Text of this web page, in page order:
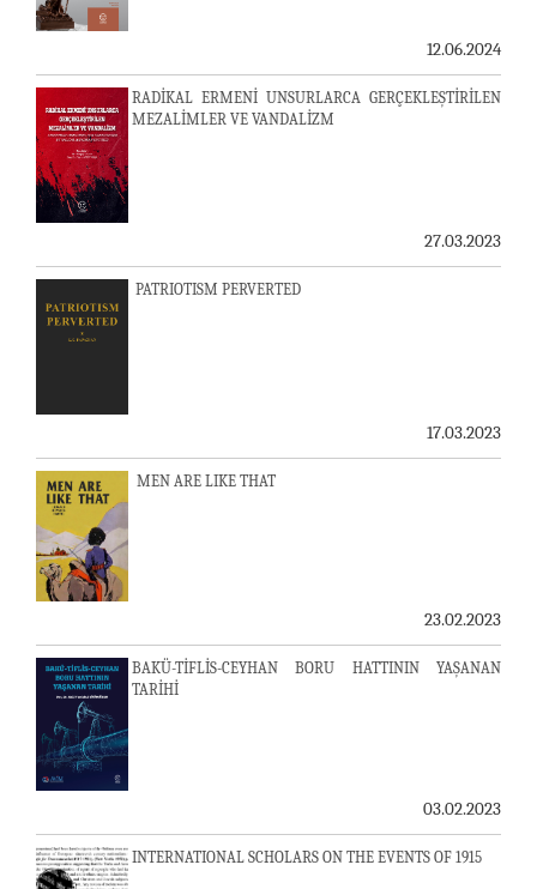
12.06.2024
RADİKAL ERMENİ UNSURLARCA GERÇEKLEŞTİRİLEN
MEZALİMLER VE VANDALİZM
27.03.2023
PATRIOTISM PERVERTED
17.03.2023
MEN ARE LIKE THAT
23.02.2023
BAKÜ-TİFLİS-CEYHAN BORU HATTININ YAŞANAN
TARİHİ
03.02.2023
INTERNATIONAL SCHOLARS ON THE EVENTS OF 1915